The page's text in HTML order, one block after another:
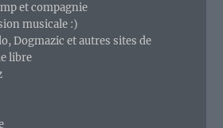
et compagnie
musicale :)
Dogmazic et autres sites de
libre